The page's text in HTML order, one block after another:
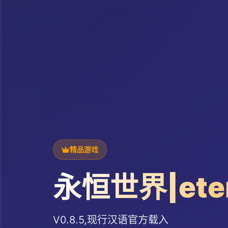
精品游戏
永恒世界
V0.8.5,现行汉语官方载入